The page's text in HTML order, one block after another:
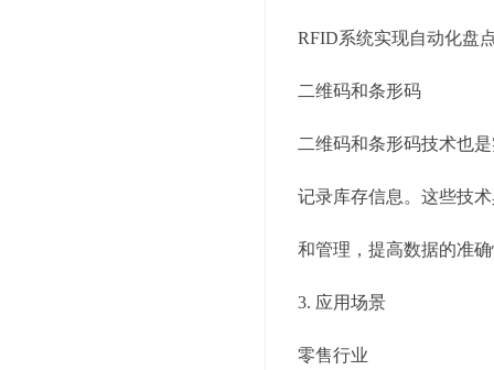
RFID系统实现自动化盘
二维码和条形码
二维码和条形码技术也
记录库存信息。这些技
和管理，提高数据的准
3. 应用场景
零售行业